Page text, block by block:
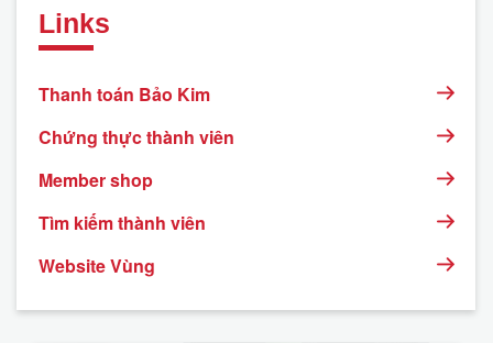
Links
Thanh toán Bảo Kim
Chứng thực thành viên
Member shop
Tìm kiếm thành viên
Website Vùng